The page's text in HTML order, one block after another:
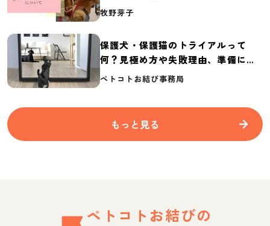
介
牧野芽子
保護犬・保護猫のトライアルって
何？見極め方や失敗理由、準備に必
要なものを紹介
ペトコトお結び事務局
もっと見る
ペトコトお結びの